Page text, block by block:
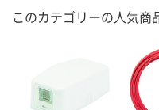
このカテゴリーの人気商